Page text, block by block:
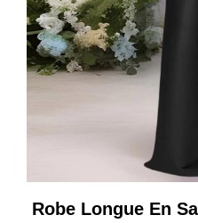
Robe Longue En